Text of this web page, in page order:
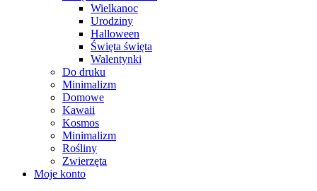
Wielkanoc
Urodziny
Halloween
Święta święta
Walentynki
Do druku
Minimalizm
Domowe
Kawaii
Kosmos
Minimalizm
Rośliny
Zwierzęta
Moje konto